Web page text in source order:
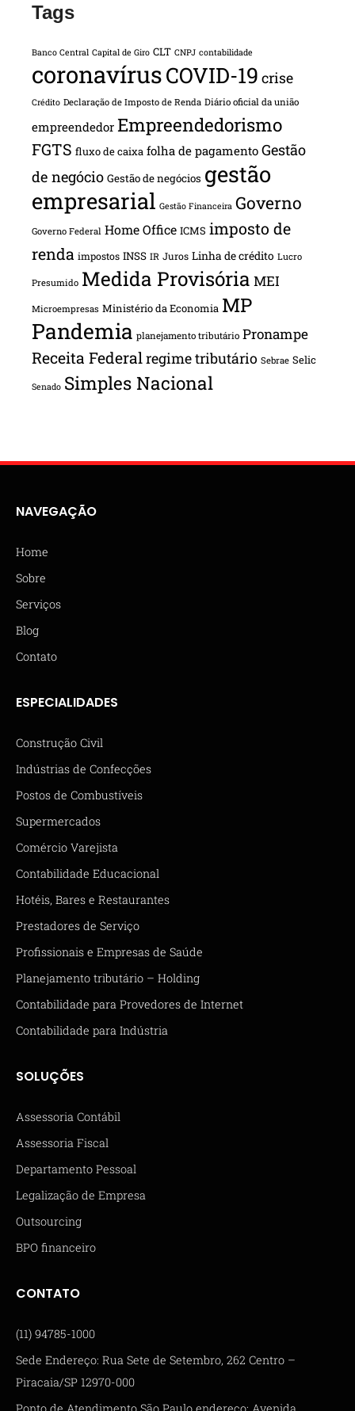
Tags
Banco Central Capital de Giro CLT CNPJ contabilidade
coronavírusCOVID-19 crise
Crédito Declaração de Imposto de Renda Diário oficial da união
empreendedor Empreendedorismo
FGTS fluxo de caixa folha de pagamento Gestão
de negócio Gestão de negócios gestão
empresarial Gestão Financeira Governo
Governo Federal Home Office ICMS imposto de
renda impostos INSS IR Juros Linha de crédito Lucro
Presumido Medida Provisória MEI
Microempresas Ministério da Economia MP
Pandemia planejamento tributário Pronampe
Receita Federalregime tributário Sebrae Selic
Senado Simples Nacional
NAVEGAÇÃO
Home
Sobre
Serviços
Blog
Contato
ESPECIALIDADES
Construção Civil
Indústrias de Confecções
Postos de Combustíveis
Supermercados
Comércio Varejista
Contabilidade Educacional
Hotéis, Bares e Restaurantes
Prestadores de Serviço
Profissionais e Empresas de Saúde
Planejamento tributário – Holding
Contabilidade para Provedores de Internet
Contabilidade para Indústria
SOLUÇÕES
Assessoria Contábil
Assessoria Fiscal
Departamento Pessoal
Legalização de Empresa
Outsourcing
BPO financeiro
CONTATO
(11) 94785-1000
Sede Endereço: Rua Sete de Setembro, 262 Centro –
Piracaia/SP 12970-000